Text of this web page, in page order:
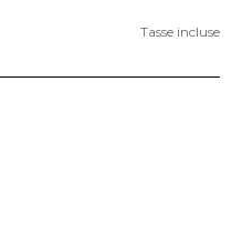
Tasse incluse